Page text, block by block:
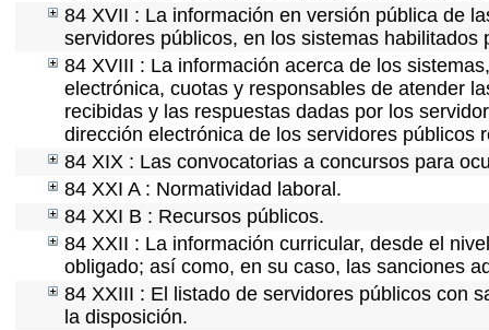
84 XVII : La información en versión pública de
servidores públicos, en los sistemas
84 XVIII : La información acerca de los
electrónica, cuotas y responsables de atender
recibidas y las respuestas dadas por los
dirección electrónica de los servidores públicos
84 XIX : Las convocatorias a concursos para
84 XXI A : Normatividad laboral.
84 XXI B : Recursos públicos.
84 XXII : La información curricular, desde el
obligado; así como, en su caso, las sanciones
84 XXIII : El listado de servidores públicos con
la disposición.